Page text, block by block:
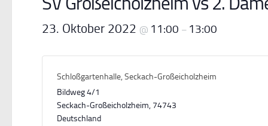
23. Oktober 2022 @ 11:00 – 13:00
Schloßgartenhalle, Seckach-Großeicholzheim
Bildweg 4/1
Seckach-Großeicholzheim, 74743
Deutschland